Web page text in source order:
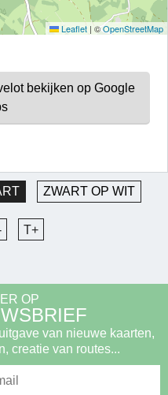
Leaflet | ©OpenStreetMap
bekijken op Google
ZWART OP WIT
T+
OP
van nieuwe kaarten,
creatie van routes...